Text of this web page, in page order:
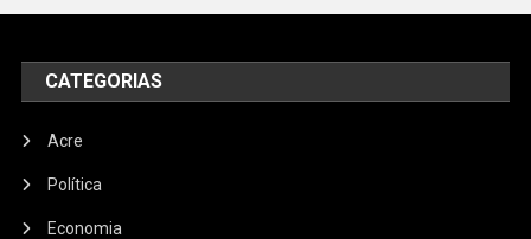
CATEGORIAS
Acre
Política
Economia